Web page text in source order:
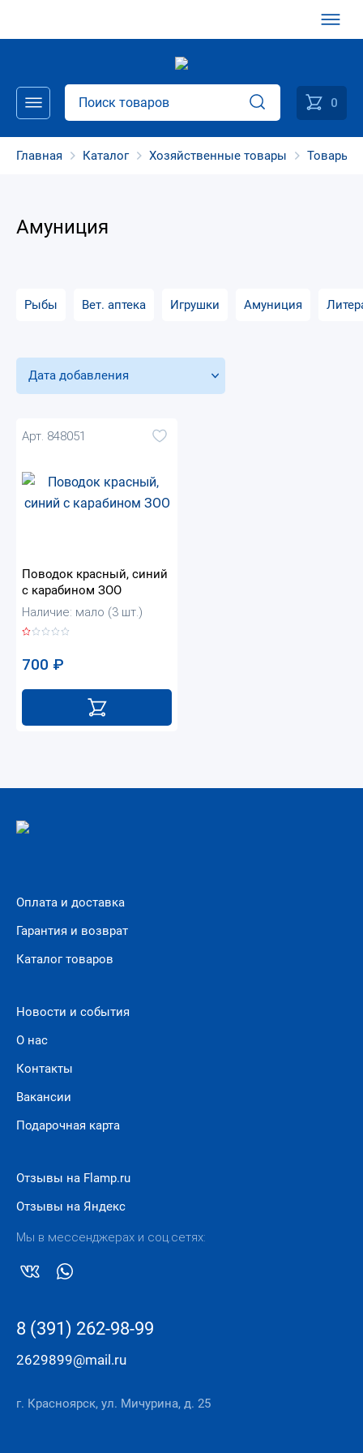
0
Главная Каталог Хозяйственные товары Товары
Амуниция
Рыбы Вет. аптека Игрушки Амуниция
Дата добавления
Арт. 848051
Поводок красный, синий
с карабином ЗОО
Наличие: мало (3 шт.)
700 ₽
Оплата и доставка
Гарантия и возврат
Каталог товаров
Новости и события
О нас
Контакты
Вакансии
Подарочная карта
Отзывы на Flamp.ru
Отзывы на Яндекс
Мы в мессенджерах и соц.сетях:
8 (391) 262-98-99
2629899@mail.ru
г. Красноярск, ул. Мичурина, д. 25